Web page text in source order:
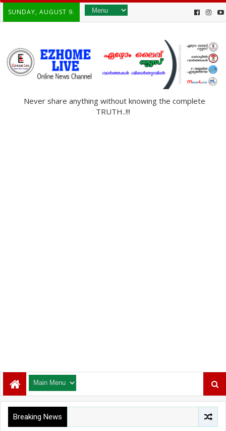
SUNDAY, AUGUST 9.
Never share anything without knowing the complete
TRUTH..!!!
Breaking News